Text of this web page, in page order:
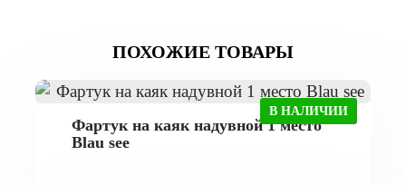
ПОХОЖИЕ ТОВАРЫ
В НАЛИЧИИ
Фартук на каяк надувной 1 место
Blau see